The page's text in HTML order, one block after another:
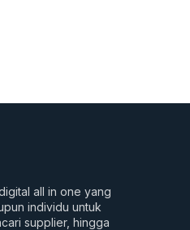
all in one yang
individu untuk
supplier, hingga